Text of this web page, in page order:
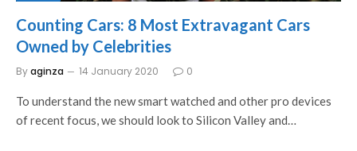
Counting Cars: 8 Most Extravagant Cars
Owned by Celebrities
Byaginza 14 January 2020 0
To understand the new smart watched and other pro devices
of recent focus, we should look to Silicon Valley and…